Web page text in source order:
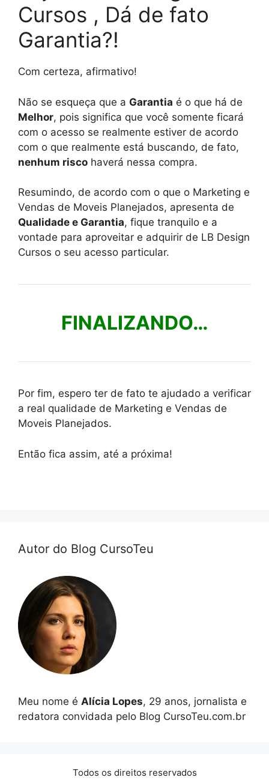
Cursos , Dá de fato
Garantia?!
Com certeza, afirmativo!
Não se esqueça que a Garantia é o que há de
Melhor, pois significa que você somente ficará
com o acesso se realmente estiver de acordo
com o que realmente está buscando, de fato,
nenhum risco haverá nessa compra.
Resumindo, de acordo com o que o Marketing e
Vendas de Moveis Planejados, apresenta de
Qualidade e Garantia, fique tranquilo e a
vontade para aproveitar e adquirir de LB Design
Cursos o seu acesso particular.
FINALIZANDO…
Por fim, espero ter de fato te ajudado a verificar
a real qualidade de Marketing e Vendas de
Moveis Planejados.
Então fica assim, até a próxima!
Autor do Blog CursoTeu
Meu nome é Alícia Lopes, 29 anos, jornalista e
redatora convidada pelo Blog CursoTeu.com.br
Todos os direitos reservados